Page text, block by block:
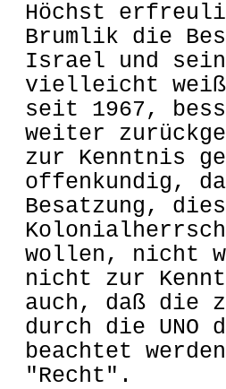
Höchst
Brumlik die
Israel und
vielleicht weiß
seit 1967,
weiter
zur Kenntnis
offenkundig,
Besatzung,
wollen, nicht
nicht zur
auch, daß die
durch die
beachtet
"Recht".